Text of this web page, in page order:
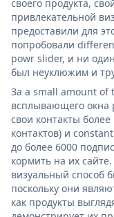
своего продукта,
привлекательной
предоставили для
попробовали
powr slider, и ни
был неуклюжим и
За a small amount of
всплывающего окна
свои контакты
контактов) и
до более 6000
кормить на их
визуальный способ
поскольку они
как продукты